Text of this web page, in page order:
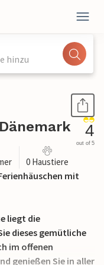
hinzu
4
out of 5
0 Haustiere
mit
liegt die
dieses gemütliche
im offenen
genießen Sie in aller